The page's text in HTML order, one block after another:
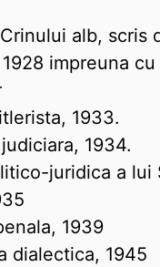
alb, scris
impreuna
1933.
1934.
juridica a lui
1939
dialectica, 1945